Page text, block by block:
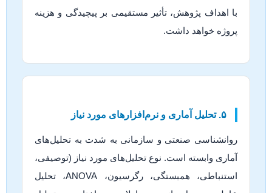
با اهداف پژوهش، تأثیر مستقیمی بر پیچیدگی و هزینه
پروژه خواهد داشت.
۵. تحلیل آماری و نرم‌افزارهای مورد نیاز
روانشناسی صنعتی و سازمانی به شدت به تحلیل‌های
آماری وابسته است. نوع تحلیل‌های مورد نیاز (توصیفی،
استنباطی، همبستگی، رگرسیون، ANOVA، تحلیل